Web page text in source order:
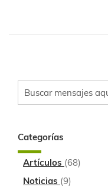
Categorías
Artículos (68)
Noticias (9)